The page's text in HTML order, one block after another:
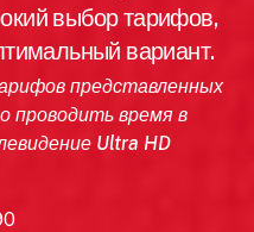
выбор тарифов,
вариант.
представленных
проводить время в
Ultra HD